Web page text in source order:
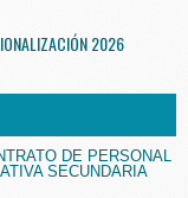
2026
DE PERSONAL
SECUNDARIA